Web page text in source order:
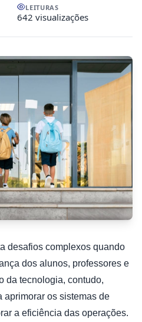
LEITURAS
642 visualizações
desafios complexos quando
dos alunos, professores e
da tecnologia, contudo,
aprimorar os sistemas de
a eficiência das operações.